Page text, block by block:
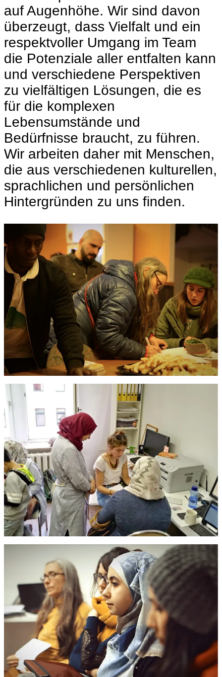
auf Augenhöhe. Wir sind davon
überzeugt, dass Vielfalt und ein
respektvoller Umgang im Team
die Potenziale aller entfalten kann
und verschiedene Perspektiven
zu vielfältigen Lösungen, die es
für die komplexen
Lebensumstände und
Bedürfnisse braucht, zu führen.
Wir arbeiten daher mit Menschen,
die aus verschiedenen kulturellen,
sprachlichen und persönlichen
Hintergründen zu uns finden.